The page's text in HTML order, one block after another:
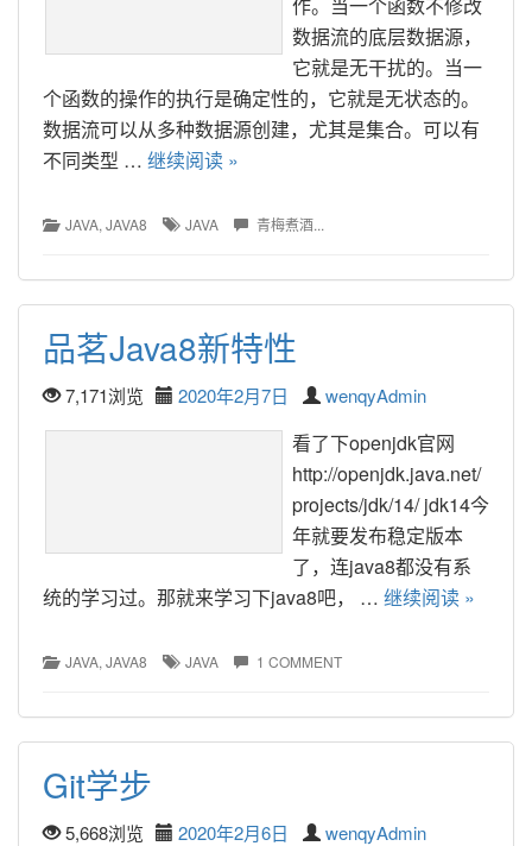
数据流的底层数据源，
它就是无干扰的。当一
个函数的操作的执行是确定性的，它就是无状态的。
数据流可以从多种数据源创建，尤其是集合。可以有
不同类型 … 继续阅读 »
JAVA, JAVA8 JAVA 青梅煮酒...
品茗Java8新特性
7,171浏览 2020年2月7日 wenqyAdmin
看了下openjdk官网
http://openjdk.java.net/
projects/jdk/14/ jdk14今
年就要发布稳定版本
了，连java8都没有系
统的学习过。那就来学习下java8吧， … 继续阅读 »
JAVA, JAVA8 JAVA 1 COMMENT
Git学步
5,668浏览 2020年2月6日 wenqyAdmin